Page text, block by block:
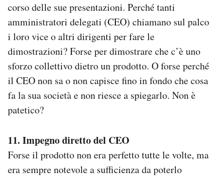
corso delle sue presentazioni. Perché tanti
amministratori delegati (CEO) chiamano sul palco
i loro vice o altri dirigenti per fare le
dimostrazioni? Forse per dimostrare che c’è uno
sforzo collettivo dietro un prodotto. O forse perché
il CEO non sa o non capisce fino in fondo che cosa
fa la sua società e non riesce a spiegarlo. Non è
patetico?
11. Impegno diretto del CEO
Forse il prodotto non era perfetto tutte le volte, ma
era sempre notevole a sufficienza da poterlo